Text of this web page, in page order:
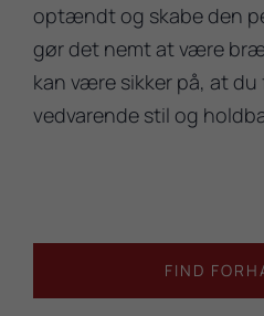
optændt og skabe den
gør det nemt at være
kan være sikker på, at
vedvarende stil og
FIND